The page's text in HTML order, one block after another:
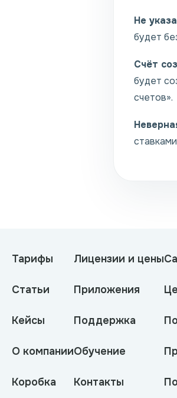
Не
будет
Счёт
будет
счетов».
Тарифы
Статьи
Кейсы
О компании
Коробка
Лицензии и цены
Приложения
Поддержка
Обучение
Контакты